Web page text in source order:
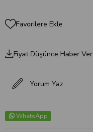
Favorilere Ekle
Fiyat Düşünce Haber Ver
Yorum Yaz
WhatsApp